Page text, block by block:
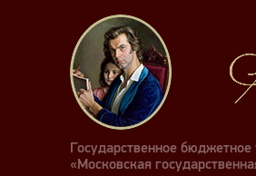
Государственное
«Московская